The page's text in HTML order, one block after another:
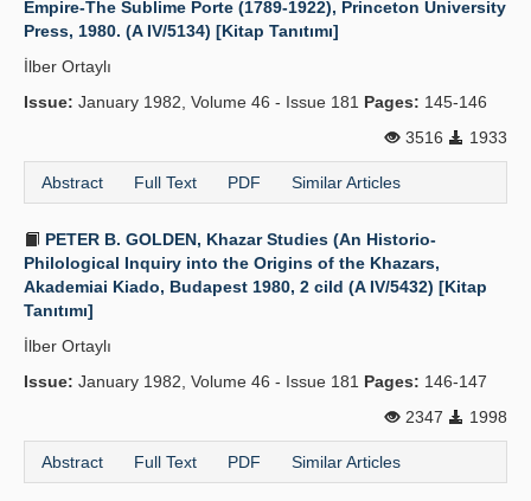
Publication Policies
Guidelines
Empire-The Sublime Porte (1789-1922), Princeton University
Press, 1980. (A IV/5134) [Kitap Tanıtımı]
İlber Ortaylı
Issue: January 1982, Volume 46 - Issue 181 Pages: 145-146
3516
1933
Abstract Full Text PDF Similar Articles
PETER B. GOLDEN, Khazar Studies (An Historio-
Philological Inquiry into the Origins of the Khazars,
Akademiai Kiado, Budapest 1980, 2 cild (A IV/5432) [Kitap
Tanıtımı]
İlber Ortaylı
Issue: January 1982, Volume 46 - Issue 181 Pages: 146-147
2347
1998
Abstract Full Text PDF Similar Articles